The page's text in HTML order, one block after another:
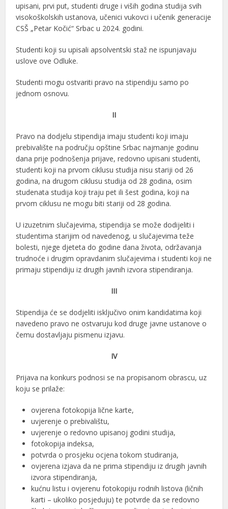
upisani, prvi put, studenti druge i viših godina studija svih
visokoškolskih ustanova, učenici vukovci i učenik generacije
CSŠ „Petar Kočić“ Srbac u 2024. godini.
Studenti koji su upisali apsolventski staž ne ispunjavaju
uslove ove Odluke.
Studenti mogu ostvariti pravo na stipendiju samo po
jednom osnovu.
II
Pravo na dodjelu stipendija imaju studenti koji imaju
prebivalište na području opštine Srbac najmanje godinu
dana prije podnošenja prijave, redovno upisani studenti,
studenti koji na prvom ciklusu studija nisu stariji od 26
godina, na drugom ciklusu studija od 28 godina, osim
studenata studija koji traju pet ili šest godina, koji na
prvom ciklusu ne mogu biti stariji od 28 godina.
U izuzetnim slučajevima, stipendija se može dodijeliti i
studentima starijim od navedenog, u slučajevima teže
bolesti, njege djeteta do godine dana života, održavanja
trudnoće i drugim opravdanim slučajevima i studenti koji ne
primaju stipendiju iz drugih javnih izvora stipendiranja.
III
Stipendija će se dodjeliti isključivo onim kandidatima koji
navedeno pravo ne ostvaruju kod druge javne ustanove o
čemu dostavljaju pismenu izjavu.
IV
Prijava na konkurs podnosi se na propisanom obrascu, uz
koju se prilaže:
ovjerena fotokopija lične karte,
uvjerenje o prebivalištu,
uvjerenje o redovno upisanoj godini studija,
fotokopija indeksa,
potvrda o prosjeku ocjena tokom studiranja,
ovjerena izjava da ne prima stipendiju iz drugih javnih
izvora stipendiranja,
kućnu listu i ovjerenu fotokopiju rodnih listova (ličnih
karti – ukoliko posjeduju) te potvrde da se redovno